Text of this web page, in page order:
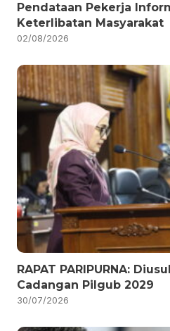
Pendataan Pekerja
Keterlibatan Masyarakat
02/08/2026
RAPAT PARIPURNA:
Cadangan Pilgub 2029
30/07/2026